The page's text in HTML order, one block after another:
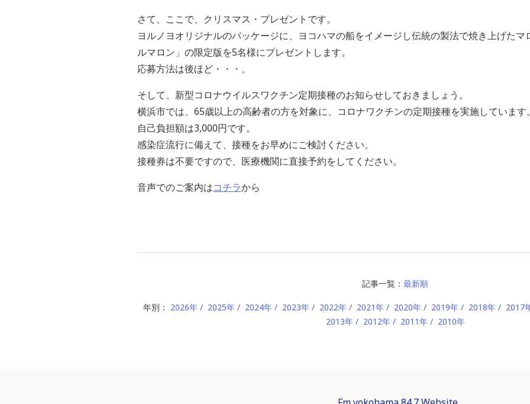
さて、ここで、クリスマス・プレゼントです。
ヨルノヨオリジナルのパッケージに、ヨコハマの船をイメージし伝統の製法で焼き上げた
ルマロン」の限定版を5名様にプレゼントします。
応募方法は後ほど・・・。
そして、新型コロナウイルスワクチン定期接種のお知らせしておきましょう。
横浜市では、65歳以上の高齢者の方を対象に、コロナワクチンの定期接種を実施しています。
自己負担額は3,000円です。
感染症流行に備えて、接種をお早めにご検討ください。
接種券は不要ですので、医療機関に直接予約をしてください。
音声でのご案内はコチラから
記事一覧： 最新順
年別： 2026年 2025年 2024年 2023年 2022年 2021年 2020年 2019年 2018年 2017
2013年
2012年 2011年 2010年